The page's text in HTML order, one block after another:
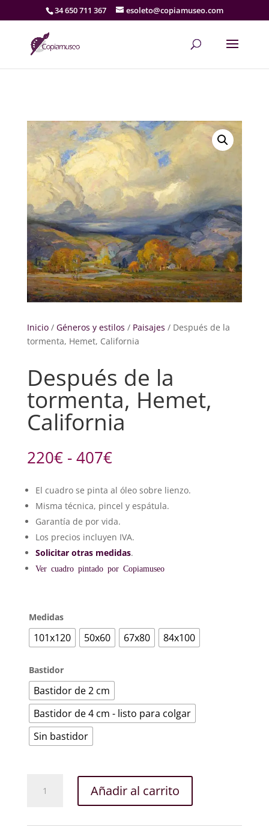
34 650 711 367 esoleto@copiamuseo.com
Inicio/ Géneros y estilos / Paisajes / Después de la
tormenta, Hemet, California
Después de la
tormenta, Hemet,
California
220€ - 407€Rango
de
precios:
desde
220€
hasta
407€
El cuadro se pinta al óleo sobre lienzo.
Misma técnica, pincel y espátula.
Garantía de por vida.
Los precios incluyen IVA.
Solicitar otras medidas.
Ver cuadro pintado por Copiamuseo
Medidas
101x120 50x60 67x80 84x100
Bastidor
Bastidor de 2 cm
Bastidor de 4 cm - listo para colgar
Sin bastidor
Añadir al carrito